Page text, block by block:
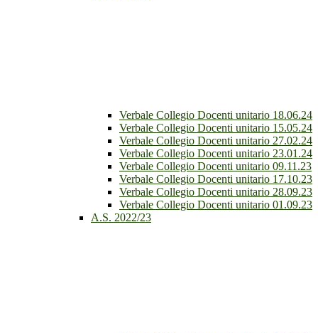
Verbale Collegio Docenti unitario 18.06.24
Verbale Collegio Docenti unitario 15.05.24
Verbale Collegio Docenti unitario 27.02.24
Verbale Collegio Docenti unitario 23.01.24
Verbale Collegio Docenti unitario 09.11.23
Verbale Collegio Docenti unitario 17.10.23
Verbale Collegio Docenti unitario 28.09.23
Verbale Collegio Docenti unitario 01.09.23
A.S. 2022/23